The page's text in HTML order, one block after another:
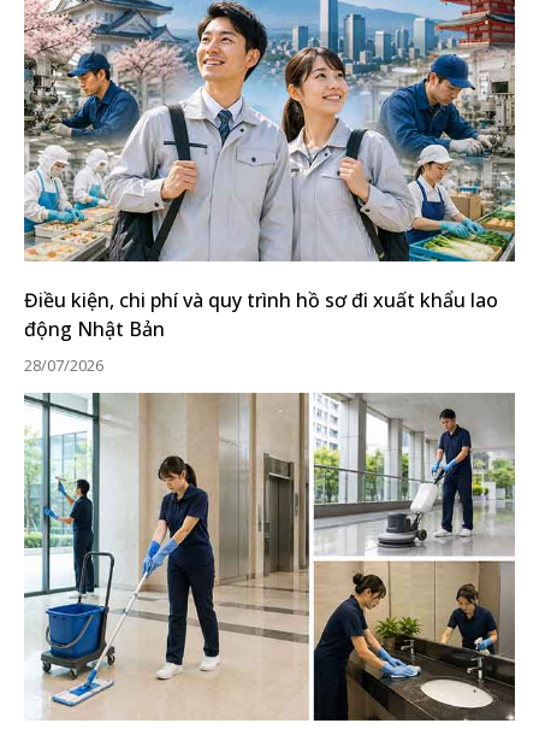
Điều kiện, chi phí và quy trình hồ sơ đi xuất khẩu lao
động Nhật Bản
28/07/2026